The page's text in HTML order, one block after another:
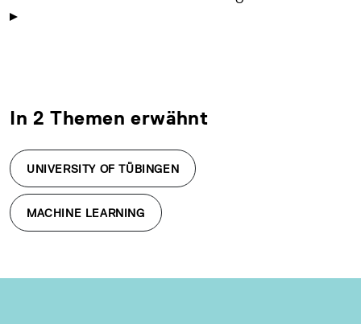
In 2 Themen erwähnt
UNIVERSITY OF TÜBINGEN
MACHINE LEARNING